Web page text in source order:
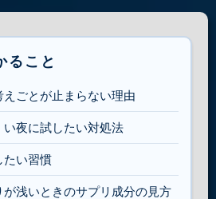
ること
ごとが止まらない理由
い夜に試したい対処法
たい習慣
が浅いときのサプリ成分の見方